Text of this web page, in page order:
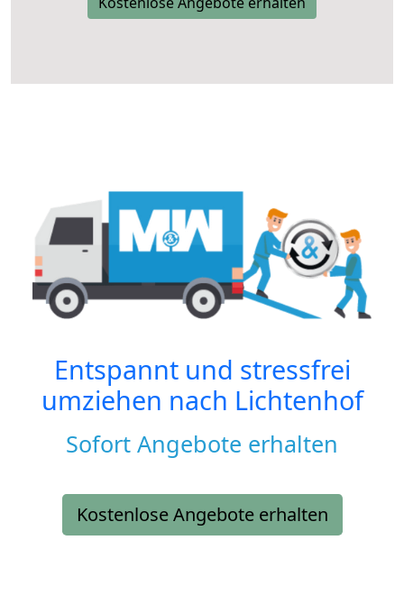
Entspannt und stressfrei
umziehen nach Lichtenhof
Sofort Angebote erhalten
Kostenlose Angebote erhalten